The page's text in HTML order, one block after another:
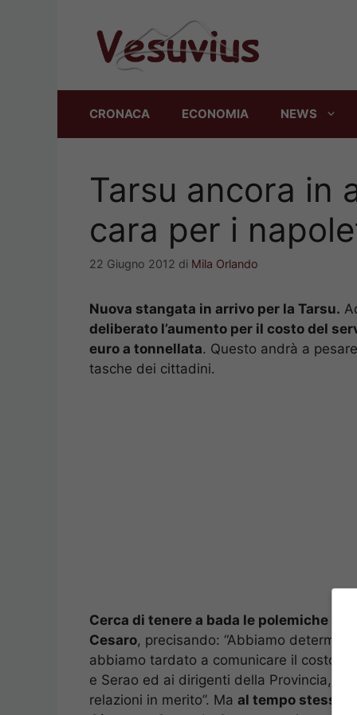
CRONACA ECONOMIA NEWS
Tarsu ancora in
cara per i
22 Giugno 2012 di Mila Orlando
Nuova stangata in arrivo per la Tarsu.
deliberato l’aumento per il costo del
euro a tonnellata. Questo andrà a
tasche dei cittadini.
Cerca di tenere a bada le polemiche il
Cesaro, precisando: “Abbiamo
abbiamo tardato a comunicare il costo
e Serao ed ai dirigenti della Provincia, è
relazioni in merito”. Ma al tempo stesso